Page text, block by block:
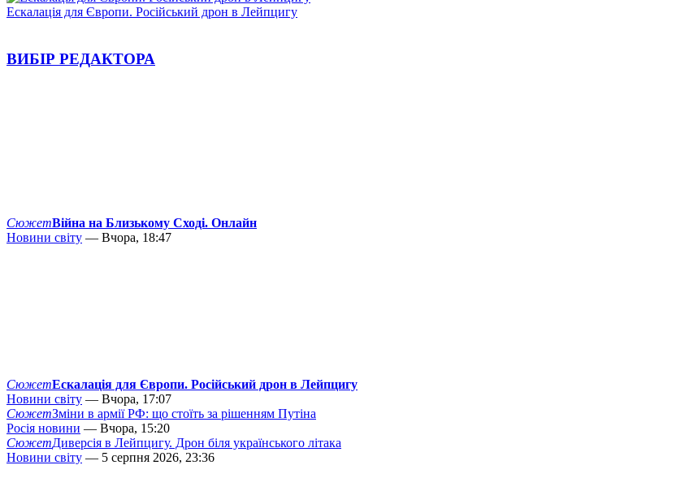
Ескалація для Європи. Російський дрон в Лейпцигу
ВИБІР РЕДАКТОРА
СюжетВійна на Близькому Сході. Онлайн
Новини світу — Вчора, 18:47
СюжетЕскалація для Європи. Російський дрон в Лейпцигу
Новини світу — Вчора, 17:07
СюжетЗміни в армії РФ: що стоїть за рішенням Путіна
Росія новини — Вчора, 15:20
СюжетДиверсія в Лейпцигу. Дрон біля українського літака
Новини світу — 5 серпня 2026, 23:36